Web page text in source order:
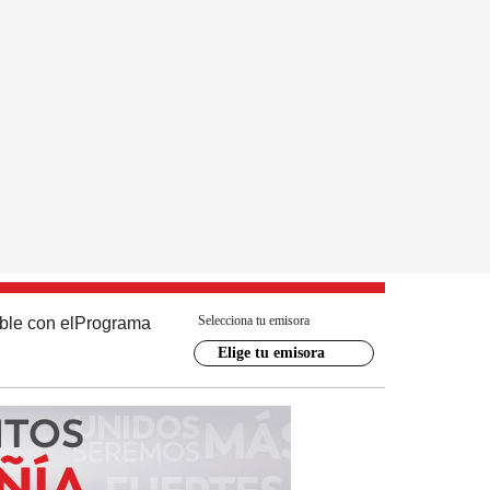
con el Programa Selecciona tu emisora
Elige tu emisora